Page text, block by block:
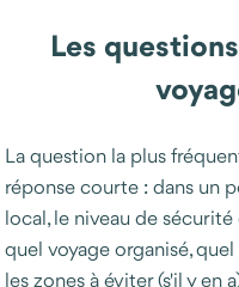
Les
La question la plus
réponse courte : dans un
local, le niveau de
quel voyage organisé,
les zones à éviter (s'il y en